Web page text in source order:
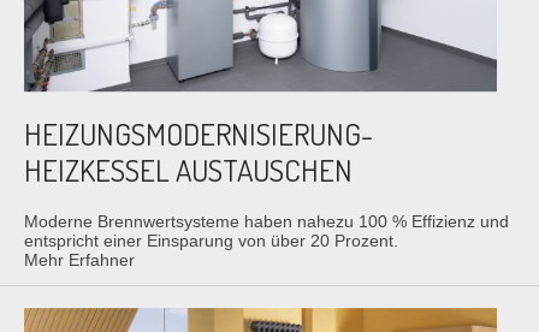
HEIZUNGS­MODERNISIERUNG-
HEIZKESSEL AUSTAUSCHEN
Moderne Brennwertsysteme haben nahezu 100 % Effizienz und
entspricht einer Einsparung von über 20 Prozent.
Mehr Erfahner